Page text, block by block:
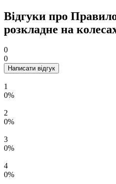
Відгуки про
розкладне на
0
0
Написати відгук
1
0%
2
0%
3
0%
4
0%